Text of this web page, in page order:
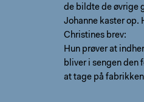
de bildte de øvrige
Johanne kaster op.
Christines brev:
Hun prøver at
bliver i sengen den
at tage på